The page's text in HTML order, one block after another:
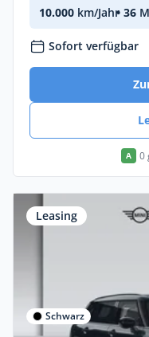
10.000 km/Jahr• 36
Sofort verfügbar
A 0
Leasing
Schwarz